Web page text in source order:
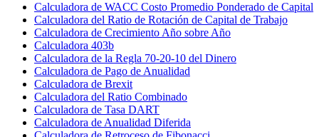
Calculadora de WACC Costo Promedio Ponderado de Capital
Calculadora del Ratio de Rotación de Capital de Trabajo
Calculadora de Crecimiento Año sobre Año
Calculadora 403b
Calculadora de la Regla 70-20-10 del Dinero
Calculadora de Pago de Anualidad
Calculadora de Brexit
Calculadora del Ratio Combinado
Calculadora de Tasa DART
Calculadora de Anualidad Diferida